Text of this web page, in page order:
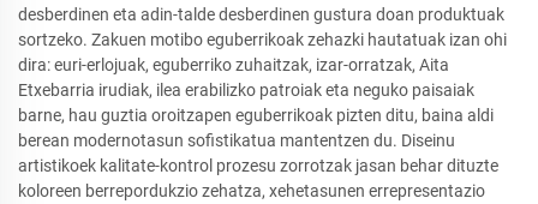
desberdinen eta adin-talde desberdinen gustura doan produktuak
sortzeko. Zakuen motibo eguberrikoak zehazki hautatuak izan ohi
dira: euri-erlojuak, eguberriko zuhaitzak, izar-orratzak, Aita
Etxebarria irudiak, ilea erabilizko patroiak eta neguko paisaiak
barne, hau guztia oroitzapen eguberrikoak pizten ditu, baina aldi
berean modernotasun sofistikatua mantentzen du. Diseinu
artistikoek kalitate-kontrol prozesu zorrotzak jasan behar dituzte
koloreen berrepordukzio zehatza, xehetasunen errepresentazio